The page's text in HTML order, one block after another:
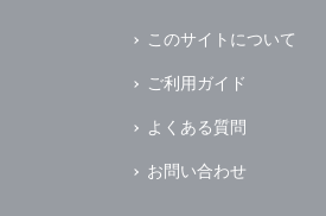
このサイトについて
ご利用ガイド
よくある質問
お問い合わせ